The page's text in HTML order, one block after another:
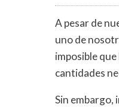
A pesar de
uno de
imposible
cantidades
Sin embargo,